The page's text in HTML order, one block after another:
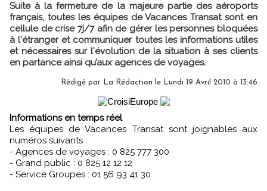
Suite à la fermeture de la majeure partie des aéroports
français, toutes les équipes de Vacances Transat sont en
cellule de crise 7j/7 afin de gérer les personnes bloquées
à l'étranger et communiquer toutes les informations utiles
et nécessaires sur l'évolution de la situation à ses clients
en partance ainsi qu’aux agences de voyages.
Rédigé par La Rédaction le Lundi 19 Avril 2010 à 13:46
Informations en temps réel
Les équipes de Vacances Transat sont joignables aux
numéros suivants :
- Agences de voyages : 0 825 777 300
- Grand public : 0 825 12 12 12
- Service Groupes : 01 56 93 41 30